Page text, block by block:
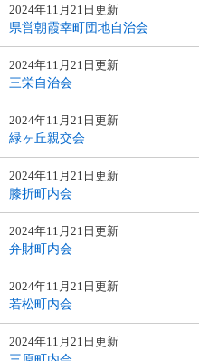
2024年11月21日更新
県営朝霞幸町団地自治会
2024年11月21日更新
三栄自治会
2024年11月21日更新
緑ヶ丘親交会
2024年11月21日更新
膝折町内会
2024年11月21日更新
弁財町内会
2024年11月21日更新
若松町内会
2024年11月21日更新